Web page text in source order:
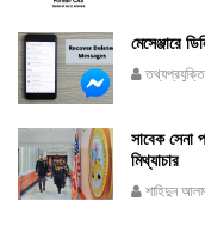
মেসেঞ্জারে
সাবেক সেনা
মিথ্যাচার
শাহিদুন